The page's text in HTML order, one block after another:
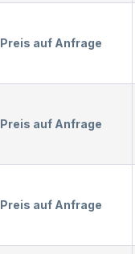
Preis auf Anfrage
Preis auf Anfrage
Preis auf Anfrage